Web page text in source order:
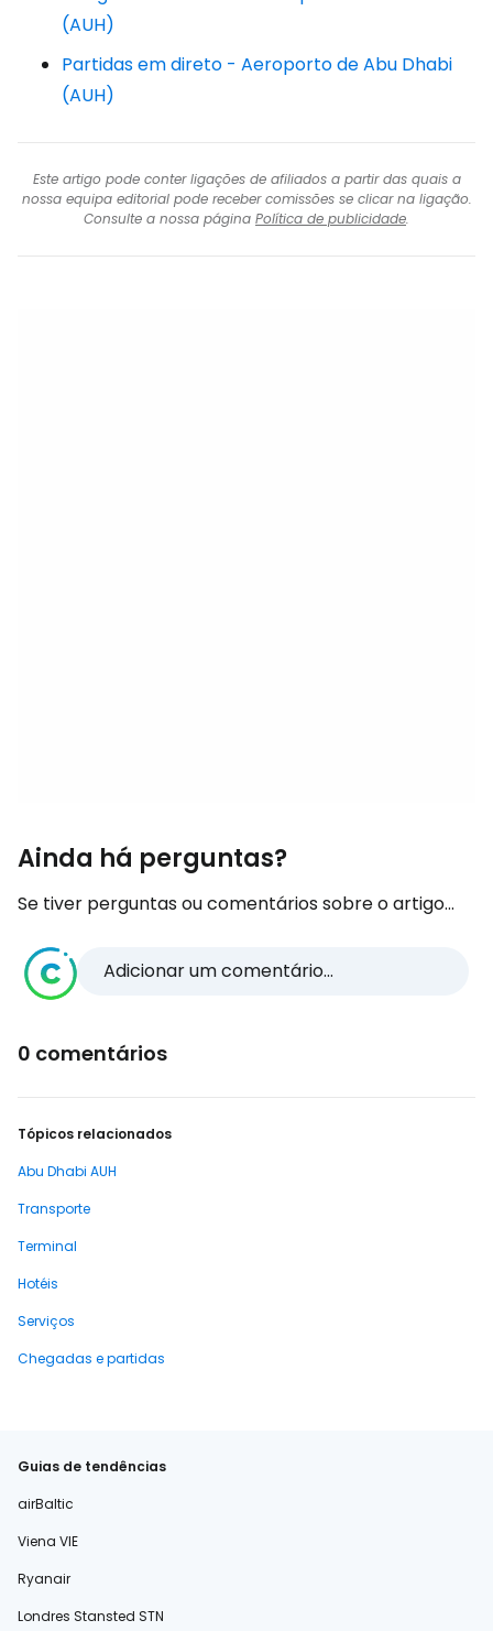
(AUH)
Partidas em direto - Aeroporto de Abu Dhabi
(AUH)
Este artigo pode conter ligações de afiliados a partir das quais a
nossa equipa editorial pode receber comissões se clicar na ligação.
Consulte a nossa página Política de publicidade.
Ainda há perguntas?
Se tiver perguntas ou comentários sobre o artigo...
Adicionar um comentário...
0 comentários
Tópicos relacionados
Abu Dhabi AUH
Transporte
Terminal
Hotéis
Serviços
Chegadas e partidas
Guias de tendências
airBaltic
Viena VIE
Ryanair
Londres Stansted STN